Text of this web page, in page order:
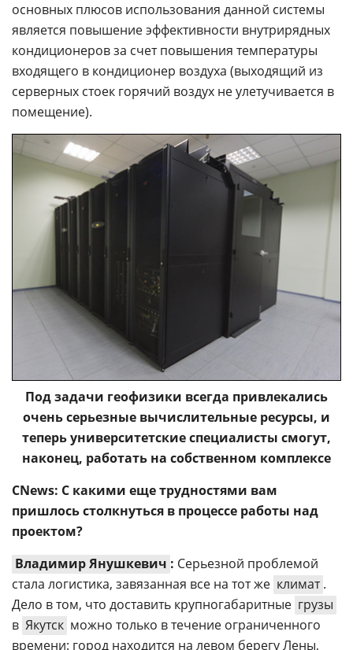
основных плюсов использования данной системы
является повышение эффективности внутрирядных
кондиционеров за счет повышения температуры
входящего в кондиционер воздуха (выходящий из
серверных стоек горячий воздух не улетучивается в
помещение).
Под задачи геофизики всегда привлекались
очень серьезные вычислительные ресурсы, и
теперь университетские специалисты смогут,
наконец, работать на собственном комплексе
CNews: С какими еще трудностями вам
пришлось столкнуться в процессе работы над
проектом?
Владимир Янушкевич : Серьезной проблемой
стала логистика, завязанная все на тот же климат .
Дело в том, что доставить крупногабаритные грузы
в Якутск можно только в течение ограниченного
времени: город находится на левом берегу Лены,